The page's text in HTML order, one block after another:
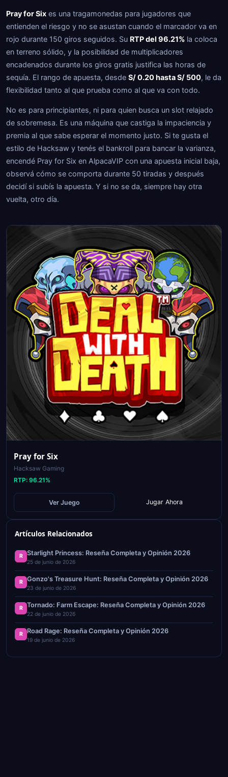
Pray for Six es una tragamonedas para jugadores que
entienden el riesgo y no se asustan cuando el marcador va en
rojo durante 150 giros seguidos. Su RTP del 96.21% la coloca
en terreno sólido, y la posibilidad de multiplicadores
encadenados durante los giros gratis justifica las horas de
sequía. El rango de apuesta, desde S/ 0.20 hasta S/ 500, le da
flexibilidad tanto al que prueba como al que va con todo.
No es para principiantes, ni para quien busca un slot relajado
de sobremesa. Es una máquina que castiga la impaciencia y
premia al que sabe esperar el momento justo. Si te gusta el
estilo de Hacksaw y tenés el bankroll para bancar la varianza,
encendé Pray for Six en AlpacaVIP con una apuesta inicial baja,
observá cómo se comporta durante 50 tiradas y después
decidí si subís la apuesta. Y si no se da, siempre hay otra
vuelta, otro día.
Pray for Six
Hacksaw Gaming
RTP: 96.21%
Ver Juego Jugar Ahora
Artículos Relacionados
R Starlight Princess: Reseña Completa y Opinión 2026
25 de junio de 2026
R Gonzo's Treasure Hunt: Reseña Completa y Opinión 2026
23 de junio de 2026
R Tornado: Farm Escape: Reseña Completa y Opinión 2026
22 de junio de 2026
R Road Rage: Reseña Completa y Opinión 2026
19 de junio de 2026